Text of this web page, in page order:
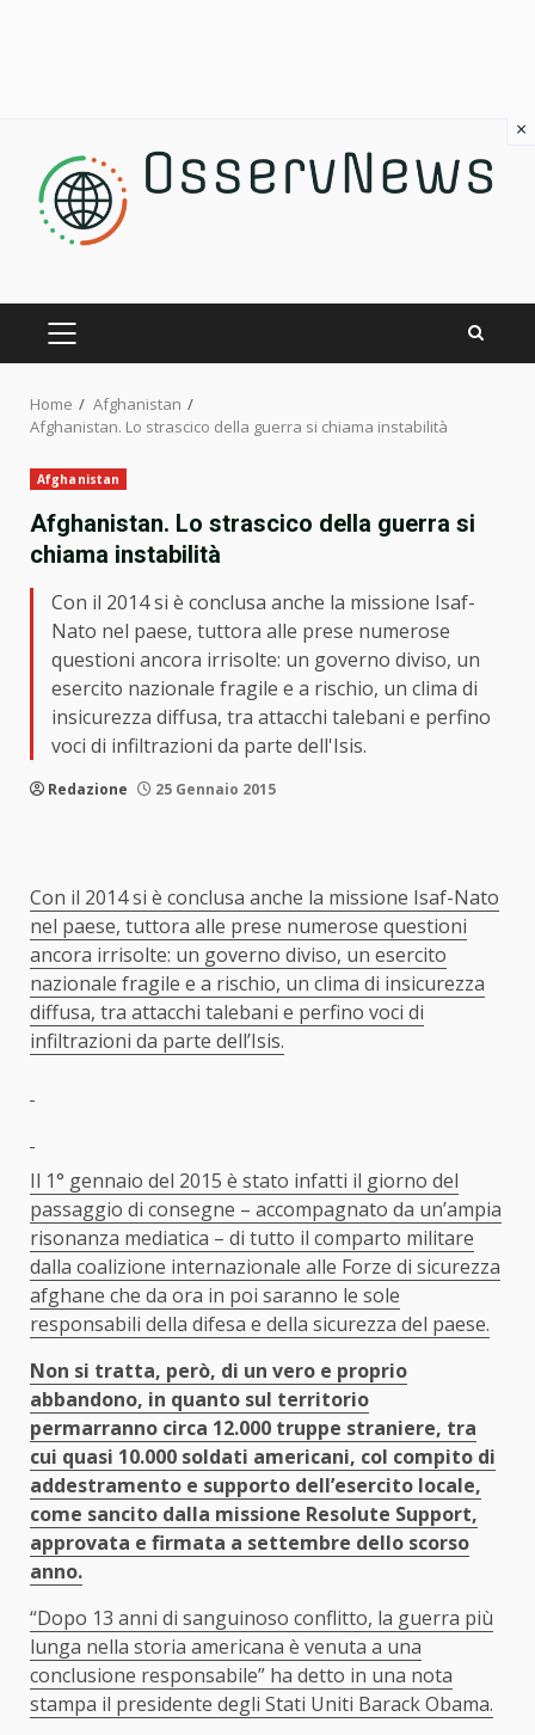
content
PRIMARY
MENU
Home
Afghanistan
Afghanistan. Lo strascico della guerra si chiama instabilità
Afghanistan
Afghanistan. Lo strascico della guerra si
chiama instabilità
Con il 2014 si è conclusa anche la missione Isaf-
Nato nel paese, tuttora alle prese numerose
questioni ancora irrisolte: un governo diviso, un
esercito nazionale fragile e a rischio, un clima di
insicurezza diffusa, tra attacchi talebani e perfino
voci di infiltrazioni da parte dell'Isis.
Redazione 25 Gennaio 2015
Con il 2014 si è conclusa anche la missione Isaf-Nato
nel paese, tuttora alle prese numerose questioni
ancora irrisolte: un governo diviso, un esercito
nazionale fragile e a rischio, un clima di insicurezza
diffusa, tra attacchi talebani e perfino voci di
infiltrazioni da parte dell’Isis.
Il 1° gennaio del 2015 è stato infatti il giorno del
passaggio di consegne – accompagnato da un’ampia
risonanza mediatica – di tutto il comparto militare
dalla coalizione internazionale alle Forze di sicurezza
afghane che da ora in poi saranno le sole
responsabili della difesa e della sicurezza del paese.
Non si tratta, però, di un vero e proprio
abbandono, in quanto sul territorio
permarranno circa 12.000 truppe straniere, tra
cui quasi 10.000 soldati americani, col compito di
addestramento e supporto dell’esercito locale,
come sancito dalla missione Resolute Support,
approvata e firmata a settembre dello scorso
anno.
“Dopo 13 anni di sanguinoso conflitto, la guerra più
lunga nella storia americana è venuta a una
conclusione responsabile” ha detto in una nota
stampa il presidente degli Stati Uniti Barack Obama.
×